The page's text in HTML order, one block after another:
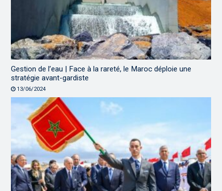
Gestion de l’eau | Face à la rareté, le Maroc déploie une
stratégie avant-gardiste
13/06/2024